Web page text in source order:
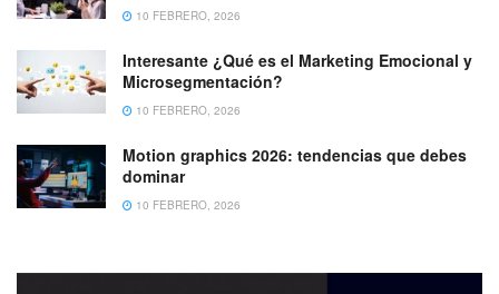
10 FEBRERO, 2026
Interesante ¿Qué es el Marketing Emocional y
Microsegmentación?
10 FEBRERO, 2026
Motion graphics 2026: tendencias que debes
dominar
10 FEBRERO, 2026